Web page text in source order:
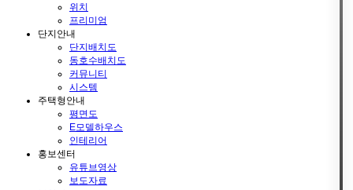
위치
프리미엄
단지안내
단지배치도
동호수배치도
커뮤니티
시스템
주택형안내
평면도
E모델하우스
인테리어
홍보센터
유튜브영상
보도자료